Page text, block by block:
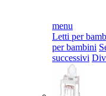
menu
Letti per
per bambini
successivi